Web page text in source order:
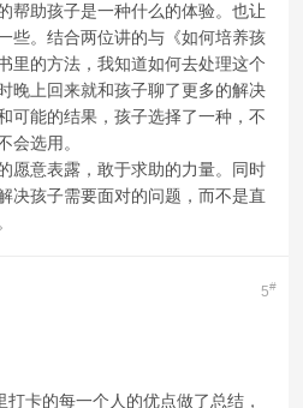
帮助孩子是一种什么的体验。也让
些。结合两位讲的与《如何培养孩
里的方法，我知道如何去处理这个
晚上回来就和孩子聊了更多的解决
可能的结果，孩子选择了一种，不
会选用。
愿意表露，敢于求助的力量。同时
决孩子需要面对的问题，而不是直
5#
打卡的每一个人的优点做了总结，